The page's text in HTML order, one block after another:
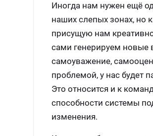
Иногда нам нужен ещё
наших слепых зонах, но
присущую нам
сами генерируем новые
самоуважение,
проблемой, у нас будет
Это относится и к
способности системы
изменения.